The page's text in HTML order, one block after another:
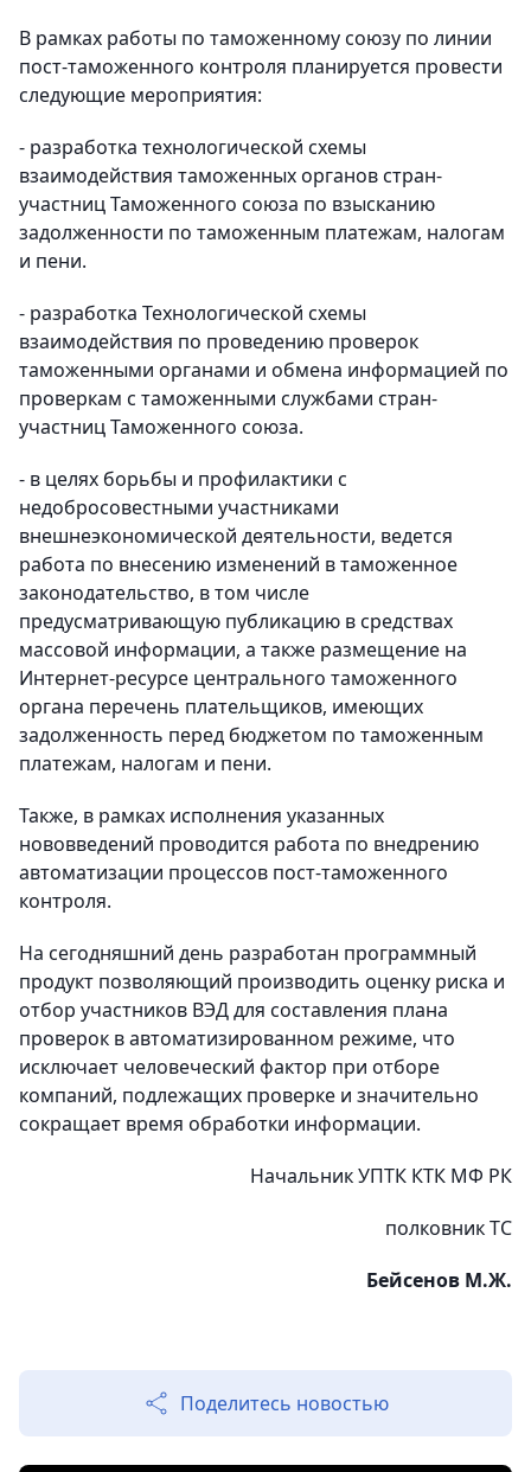
В рамках работы по таможенному союзу по линии
пост-таможенного контроля планируется провести
следующие мероприятия:
- разработка технологической схемы
взаимодействия таможенных органов стран-
участниц Таможенного союза по взысканию
задолженности по таможенным платежам, налогам
и пени.
- разработка Технологической схемы
взаимодействия по проведению проверок
таможенными органами и обмена информацией по
проверкам с таможенными службами стран-
участниц Таможенного союза.
- в целях борьбы и профилактики с
недобросовестными участниками
внешнеэкономической деятельности, ведется
работа по внесению изменений в таможенное
законодательство, в том числе
предусматривающую публикацию в средствах
массовой информации, а также размещение на
Интернет-ресурсе центрального таможенного
органа перечень плательщиков, имеющих
задолженность перед бюджетом по таможенным
платежам, налогам и пени.
Также, в рамках исполнения указанных
нововведений проводится работа по внедрению
автоматизации процессов пост-таможенного
контроля.
На сегодняшний день разработан программный
продукт позволяющий производить оценку риска и
отбор участников ВЭД для составления плана
проверок в автоматизированном режиме, что
исключает человеческий фактор при отборе
компаний, подлежащих проверке и значительно
сокращает время обработки информации.
Начальник УПТК КТК МФ РК
полковник ТС
Бейсенов М.Ж.
Поделитесь новостью